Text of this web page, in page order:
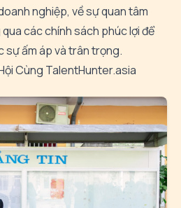
nghiệp, về sự quan tâm
các chính sách phúc lợi để
sự ấm áp và trân trọng.
Cùng TalentHunter.asia